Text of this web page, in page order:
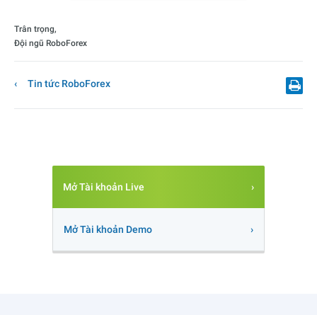
Trân trọng,
Đội ngũ RoboForex
Tin tức RoboForex
Mở Tài khoản Live
Mở Tài khoản Demo